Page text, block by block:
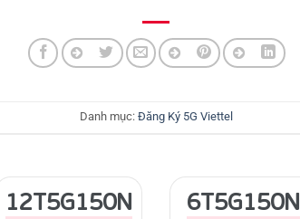
Danh mục: Đăng Ký 5G Viettel
12T5G150N 6T5G150N